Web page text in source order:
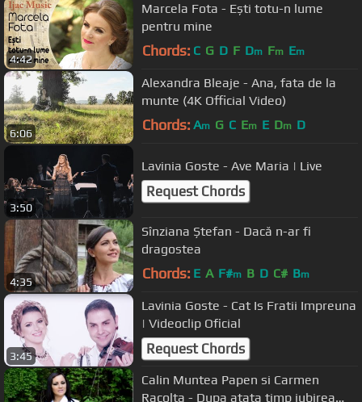
4:42
Marcela Fota - Ești totu-n lume
pentru mine
Chords: C G D F Dm Fm Em
6:06
Alexandra Bleaje - Ana, fata de la
munte (4K Official Video)
Chords: Am G C Em E Dm D
3:50
Lavinia Goste - Ave Maria | Live
Request Chords
4:35
Sînziana Ștefan - Dacă n-ar fi
dragostea
Chords: E A F#m B D C# Bm
3:45
Lavinia Goste - Cat Is Fratii Impreuna
| Videoclip Oficial
Request Chords
Calin Muntea Papen si Carmen
Racolta - Dupa atata timp iubirea